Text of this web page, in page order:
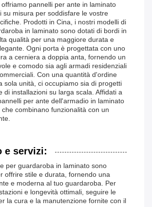
pannelli per ante in laminato
su misura per soddisfare le vostre
Prodotti in Cina, i nostri modelli di
in laminato sono dotati di bordi in
qualità per una maggiore durata e
Ogni porta è progettata con uno
a cerniera a doppia anta, fornendo un
e comodo sia agli armadi residenziali
Con una quantità d'ordine
sola unità, ci occupiamo sia di progetti
di installazioni su larga scala. Affidati a
per ante dell'armadio in laminato
combinano funzionalità con un
e servizi:
per guardaroba in laminato sono
offrire stile e durata, fornendo una
e moderna al tuo guardaroba. Per
e longevità ottimali, seguire le
la cura e la manutenzione fornite con il